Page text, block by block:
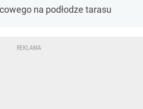
na podłodze tarasu